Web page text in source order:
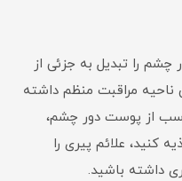
را تبدیل به جزئی از
ناحیه مراقبت منظم داشته
از پوست دور چشم،
کنید، علائم پیری را
داشته باشید.